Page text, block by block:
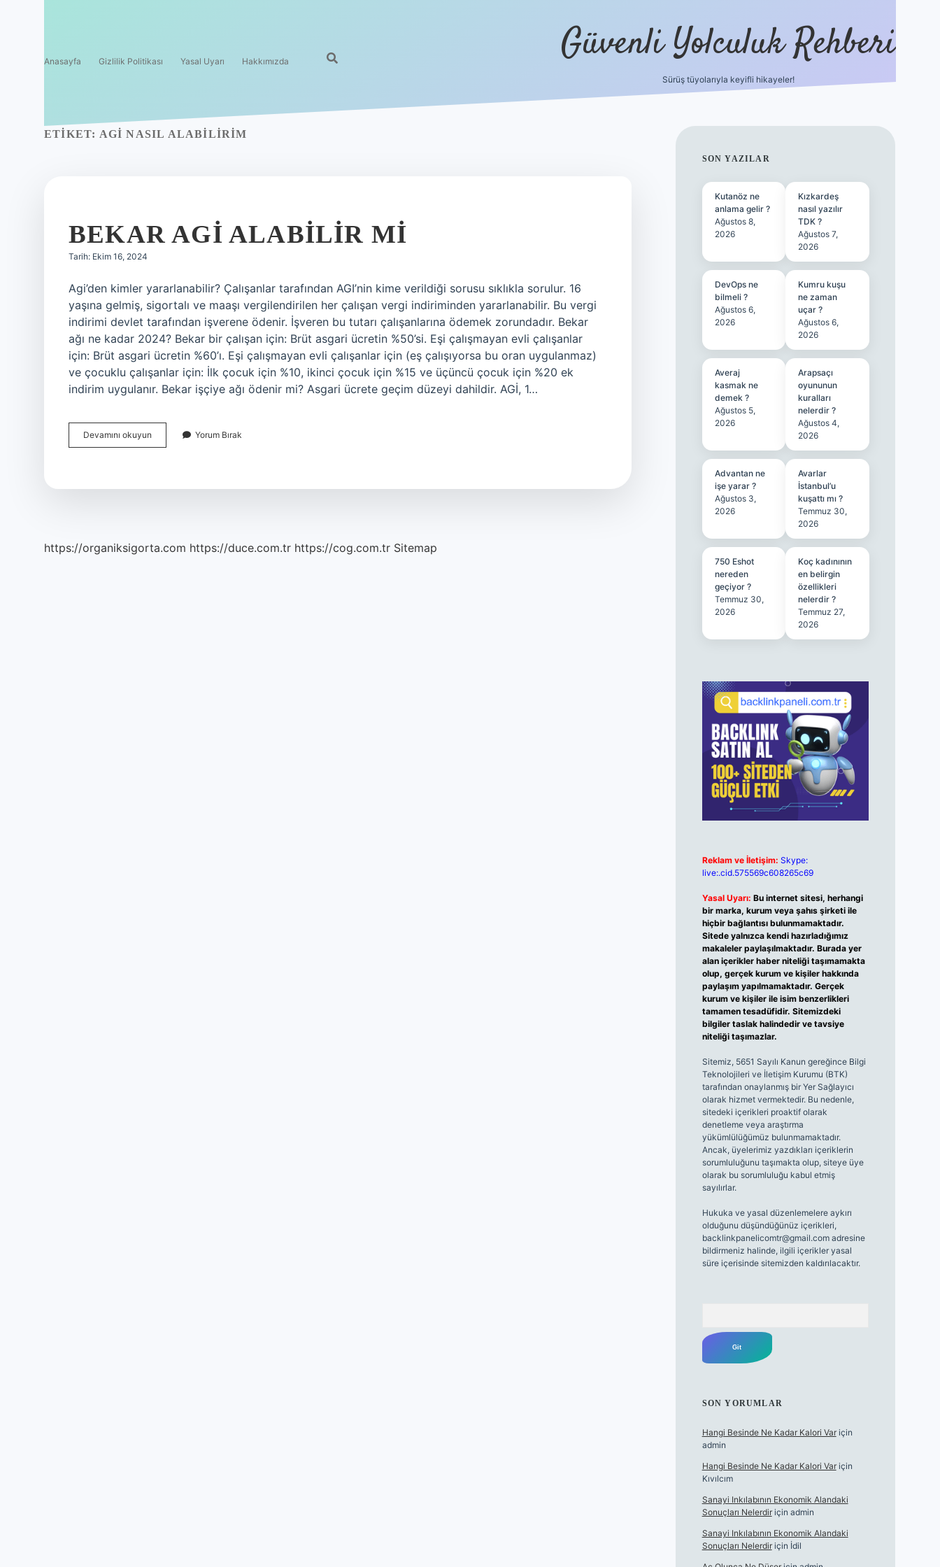
Anasayfa Gizlilik Politikası Yasal Uyarı Hakkımızda Güvenli Yolculuk Rehberi
Sürüş tüyolarıyla keyifli hikayeler!
ETIKET: AGI NASIL ALABILIRIM
BEKAR AGI ALABILIR MI
Tarih: Ekim 16, 2024
Agi’den kimler yararlanabilir? Çalışanlar tarafından AGI’nin kime verildiği sorusu sıklıkla sorulur. 16
yaşına gelmiş, sigortalı ve maaşı vergilendirilen her çalışan vergi indiriminden yararlanabilir. Bu vergi
indirimi devlet tarafından işverene ödenir. İşveren bu tutarı çalışanlarına ödemek zorundadır. Bekar
ağı ne kadar 2024? Bekar bir çalışan için: Brüt asgari ücretin %50’si. Eşi çalışmayan evli çalışanlar
için: Brüt asgari ücretin %60’ı. Eşi çalışmayan evli çalışanlar için (eş çalışıyorsa bu oran uygulanmaz)
ve çocuklu çalışanlar için: İlk çocuk için %10, ikinci çocuk için %15 ve üçüncü çocuk için %20 ek
indirim uygulanır. Bekar işçiye ağı ödenir mi? Asgari ücrete geçim düzeyi dahildir. AGİ, 1…
Devamını okuyun
Agi
Yorum Bırak
https://organiksigorta.com https://duce.com.tr https://cog.com.tr Sitemap
SIDEBAR
SON YAZILAR
Kutanöz ne
anlama gelir ?
Ağustos 8,
2026
Kızkardeş
nasıl yazılır
TDK ?
Ağustos 7,
2026
DevOps ne
bilmeli ?
Ağustos 6,
2026
Kumru kuşu
ne zaman
uçar ?
Ağustos 6,
2026
Averaj
kasmak ne
demek ?
Ağustos 5,
2026
Arapsaçı
oyununun
kuralları
nelerdir ?
Ağustos 4,
2026
Advantan ne
işe yarar ?
Ağustos 3,
2026
Avarlar
İstanbul’u
kuşattı mı ?
Temmuz 30,
2026
750 Eshot
nereden
geçiyor ?
Temmuz 30,
2026
Koç kadınının
en belirgin
özellikleri
nelerdir ?
Temmuz 27,
2026
Reklam ve İletişim: Skype:
live:.cid.575569c608265c69
Yasal Uyarı: Bu internet sitesi, herhangi
bir marka, kurum veya şahıs şirketi ile
hiçbir bağlantısı bulunmamaktadır.
Sitede yalnızca kendi hazırladığımız
makaleler paylaşılmaktadır. Burada yer
alan içerikler haber niteliği taşımamakta
olup, gerçek kurum ve kişiler hakkında
paylaşım yapılmamaktadır. Gerçek
kurum ve kişiler ile isim benzerlikleri
tamamen tesadüfidir. Sitemizdeki
bilgiler taslak halindedir ve tavsiye
niteliği taşımazlar.
Sitemiz, 5651 Sayılı Kanun gereğince Bilgi
Teknolojileri ve İletişim Kurumu (BTK)
tarafından onaylanmış bir Yer Sağlayıcı
olarak hizmet vermektedir. Bu nedenle,
sitedeki içerikleri proaktif olarak
denetleme veya araştırma
yükümlülüğümüz bulunmamaktadır.
Ancak, üyelerimiz yazdıkları içeriklerin
sorumluluğunu taşımakta olup, siteye üye
olarak bu sorumluluğu kabul etmiş
sayılırlar.
Hukuka ve yasal düzenlemelere aykırı
olduğunu düşündüğünüz içerikleri,
backlinkpanelicomtr@gmail.comadresine
bildirmeniz halinde, ilgili içerikler yasal
süre içerisinde sitemizden kaldırılacaktır.
SON YORUMLAR
Hangi Besinde Ne Kadar Kalori Variçin
admin
Hangi Besinde Ne Kadar Kalori Variçin
Kıvılcım
Sanayi Inkılabının Ekonomik Alandaki
Sonuçları Nelerdiriçin admin
Sanayi Inkılabının Ekonomik Alandaki
Sonuçları Nelerdiriçin İdil
grandoperabet